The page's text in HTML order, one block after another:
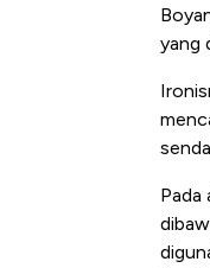
yang
Pada